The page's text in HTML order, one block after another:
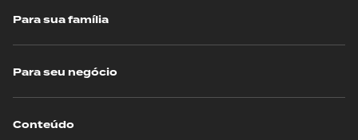
Para sua família
Para seu negócio
Conteúdo